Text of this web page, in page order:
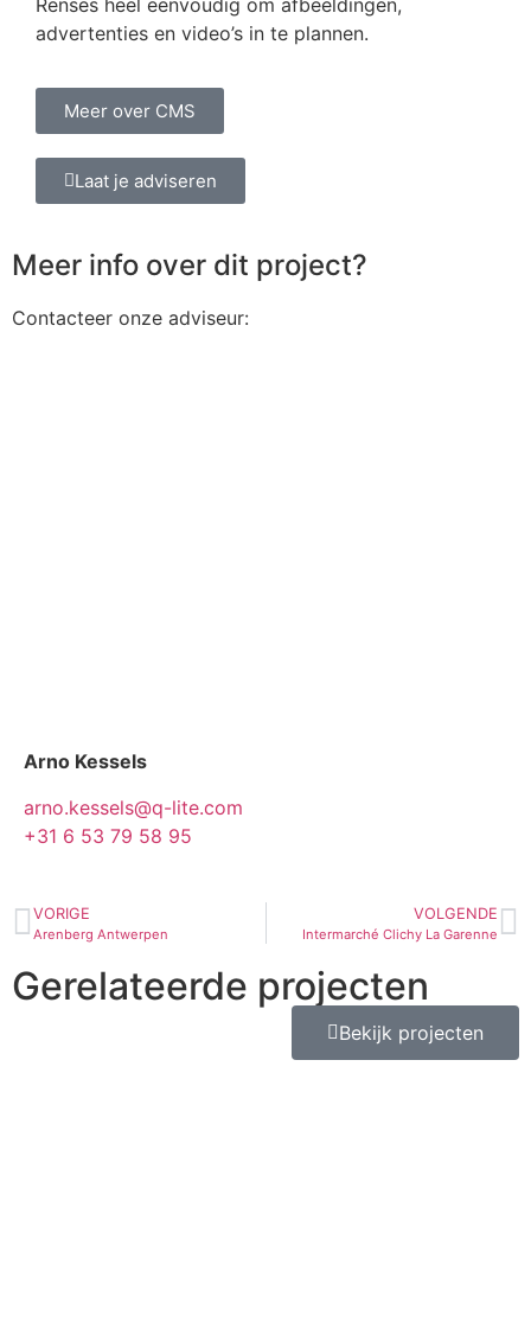
Renses heel eenvoudig om afbeeldingen,
advertenties en video’s in te plannen.
Meer over CMS
Laat je adviseren
Meer info over dit project?
Contacteer onze adviseur:
Arno Kessels
arno.kessels@q-lite.com
+31 6 53 79 58 95
VORIGE
Arenberg Antwerpen
VOLGENDE
Intermarché Clichy La Garenne
Gerelateerde projecten
Bekijk projecten